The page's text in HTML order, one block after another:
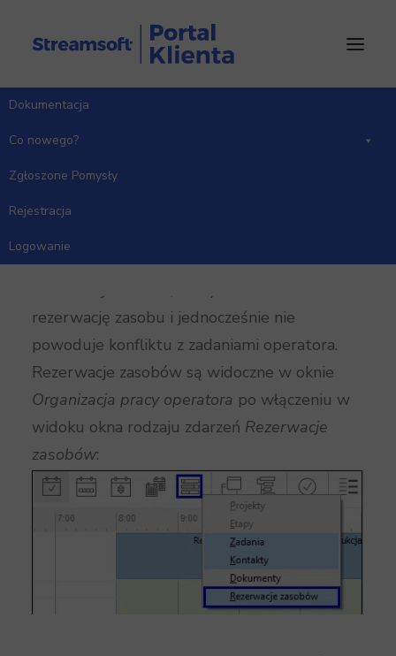
Dokumentacja
Co nowego?
Zgłoszone Pomysły
Rejestracja
Logowanie
Strona Główna
Moduł CRM
Wprowadzono nowy rodzaj zdarzenia CRM
rezerwację zasobu i jednocześnie nie
powoduje konfliktu z zadaniami operatora.
Rezerwacje zasobów są widoczne w oknie
Organizacja pracy operatora po włączeniu w
widoku okna rodzaju zdarzeń Rezerwacje
zasobów: